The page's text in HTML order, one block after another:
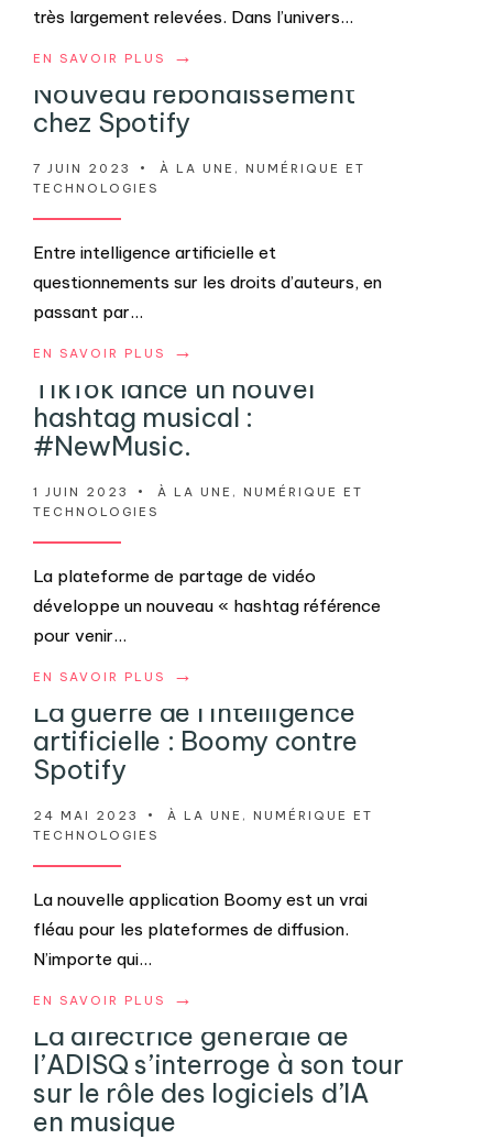
très largement relevées. Dans l’univers...
EN SAVOIR PLUS →
Nouveau rebondissement
chez Spotify
7 JUIN 2023 • À LA UNE , NUMÉRIQUE ET
TECHNOLOGIES
Entre intelligence artificielle et
questionnements sur les droits d’auteurs, en
passant par...
EN SAVOIR PLUS →
TikTok lance un nouvel
hashtag musical :
#NewMusic.
1 JUIN 2023 • À LA UNE , NUMÉRIQUE ET
TECHNOLOGIES
La plateforme de partage de vidéo
développe un nouveau « hashtag référence
pour venir...
EN SAVOIR PLUS →
La guerre de l’intelligence
artificielle : Boomy contre
Spotify
24 MAI 2023 • À LA UNE , NUMÉRIQUE ET
TECHNOLOGIES
La nouvelle application Boomy est un vrai
fléau pour les plateformes de diffusion.
N’importe qui...
EN SAVOIR PLUS →
La directrice générale de
l’ADISQ s’interroge à son tour
sur le rôle des logiciels d’IA
en musique